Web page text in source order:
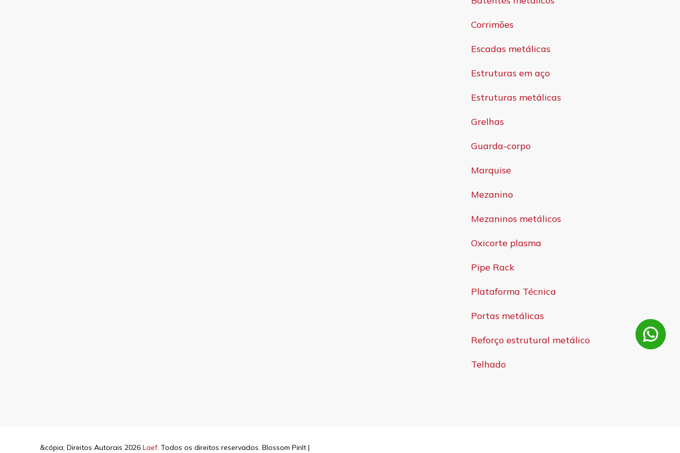
Corrimões
Escadas metálicas
Estruturas em aço
Estruturas metálicas
Grelhas
Guarda-corpo
Marquise
Mezanino
Mezaninos metálicos
Oxicorte plasma
Pipe Rack
Plataforma Técnica
Portas metálicas
Reforço estrutural metálico
Telhado
&cópia; Direitos Autorais 2026 Laef. Todos os direitos reservados. Blossom PinIt |